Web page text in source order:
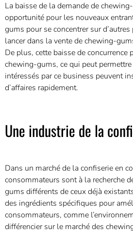
La baisse de la demande de
opportunité pour les nouveaux
gums pour se concentrer sur
lancer dans la vente de chewing-
De plus, cette baisse de
chewing-gums, ce qui peut
intéressés par ce business peuvent
d’affaires rapidement.
Une industrie de la
Dans un marché de la confiserie en
consommateurs sont à la recherche
gums différents de ceux déjà
des ingrédients spécifiques pour
consommateurs, comme
différencier sur le marché des